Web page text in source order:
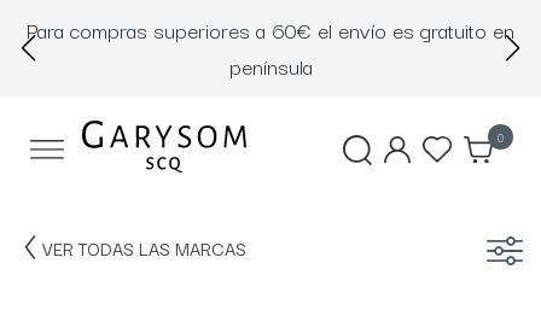
Para compras superiores a 60€ el envío es gratuito en
península
0
VER TODAS LAS MARCAS